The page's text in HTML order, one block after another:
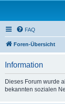
FAQ
Foren-Übersicht
Information
Dieses Forum wurde
bekannten sozialen